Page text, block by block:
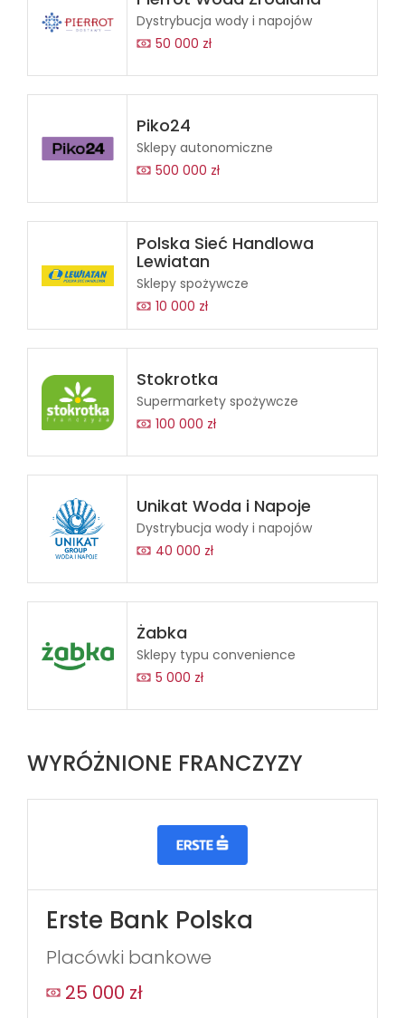
Dystrybucja wody i napojów
50 000 zł
Piko24
Sklepy autonomiczne
500 000 zł
Polska Sieć Handlowa
Lewiatan
Sklepy spożywcze
10 000 zł
Stokrotka
Supermarkety spożywcze
100 000 zł
Unikat Woda i Napoje
Dystrybucja wody i napojów
40 000 zł
Żabka
Sklepy typu convenience
5 000 zł
WYRÓŻNIONE FRANCZYZY
Erste Bank Polska
Placówki bankowe
25 000 zł